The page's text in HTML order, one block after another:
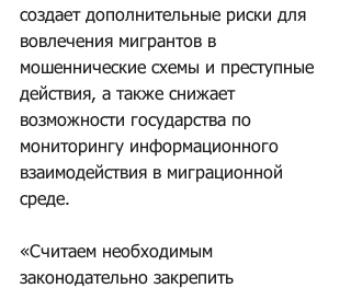
создает дополнительные риски для
вовлечения мигрантов в
мошеннические схемы и преступные
действия, а также снижает
возможности государства по
мониторингу информационного
взаимодействия в миграционной
среде.
«Считаем необходимым
законодательно закрепить